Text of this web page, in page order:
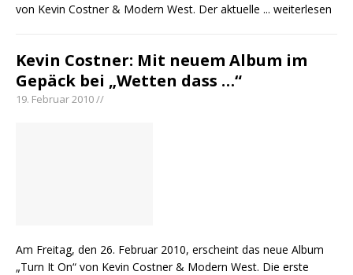
von Kevin Costner & Modern West. Der aktuelle ... weiterlesen
Kevin Costner: Mit neuem Album im
Gepäck bei „Wetten dass …“
19. Februar 2010 //
Am Freitag, den 26. Februar 2010, erscheint das neue Album
„Turn It On“ von Kevin Costner & Modern West. Die erste